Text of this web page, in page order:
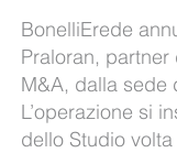
BonelliErede
Praloran,
M&A, dalla sede
L’operazione si
dello Studio